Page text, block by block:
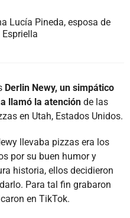
Lucía Pineda, esposa de
Derlin Newy, un simpático
llamó la atención de las
en Utah, Estados Unidos.
llevaba pizzas era los
por su buen humor y
historia, ellos decidieron
Para tal fin grabaron
en TikTok.